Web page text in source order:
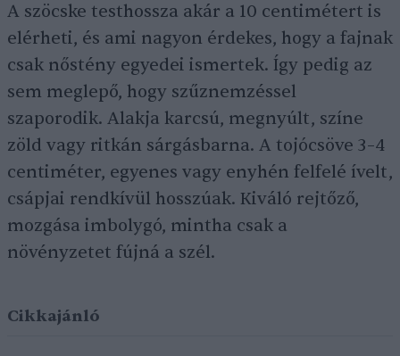
A szöcske testhossza akár a 10 centimétert is
elérheti, és ami nagyon érdekes, hogy a fajnak
csak nőstény egyedei ismertek. Így pedig az
sem meglepő, hogy szűznemzéssel
szaporodik. Alakja karcsú, megnyúlt, színe
zöld vagy ritkán sárgásbarna. A tojócsöve 3–4
centiméter, egyenes vagy enyhén felfelé ívelt,
csápjai rendkívül hosszúak. Kiváló rejtőző,
mozgása imbolygó, mintha csak a
növényzetet fújná a szél.
Cikkajánló